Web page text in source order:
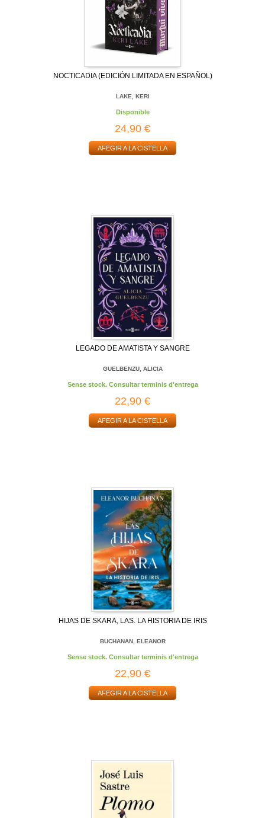
NOCTICADIA (EDICIÓN LIMITADA EN ESPAÑOL)
LAKE, KERI
Disponible
24,90 €
AFEGIR A LA CISTELLA
LEGADO DE AMATISTA Y SANGRE
GUELBENZU, ALICIA
Sense stock. Consultar terminis d'entrega
22,90 €
AFEGIR A LA CISTELLA
HIJAS DE SKARA, LAS. LA HISTORIA DE IRIS
BUCHANAN, ELEANOR
Sense stock. Consultar terminis d'entrega
22,90 €
AFEGIR A LA CISTELLA